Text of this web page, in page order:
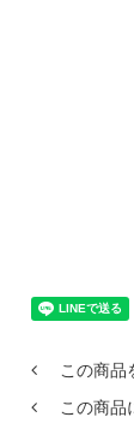
この商品
この商品